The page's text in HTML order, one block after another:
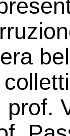
prof.